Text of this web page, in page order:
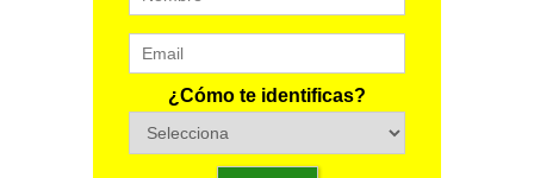
¿Cómo te identificas?